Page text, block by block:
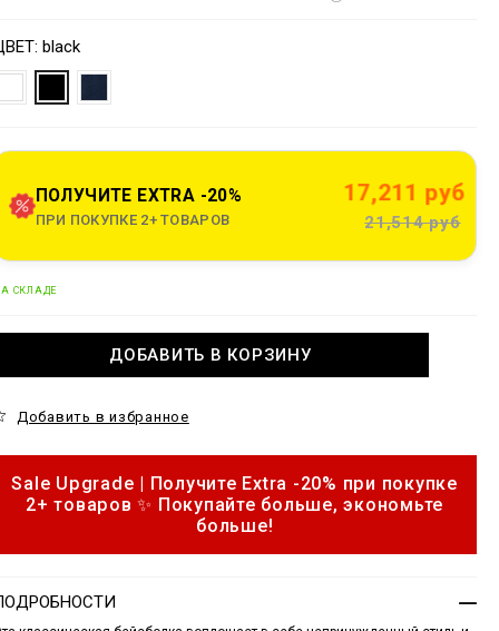
w
black
ПОЛУЧИТЕ EXTRA -20%
ПРИ ПОКУПКЕ 2+ ТОВАРОВ
17,211 руб
21,514 руб
СКЛАДЕ
ДОБАВИТЬ В КОРЗИНУ
Добавить в избранное
Sale Upgrade | Получите Extra -20% при покупке
2+ товаров ✨ Покупайте больше, экономьте
больше!